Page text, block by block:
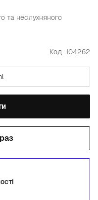
та неслухняного
Код: 104262